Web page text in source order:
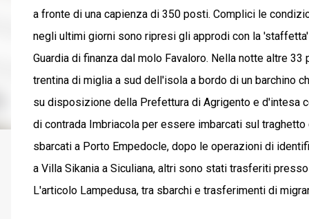
a fronte di una capienza di 350 posti. Complici le
negli ultimi giorni sono ripresi gli approdi con la
Guardia di finanza dal molo Favaloro. Nella notte altre
trentina di miglia a sud dell'isola a bordo di un barchino
su disposizione della Prefettura di Agrigento e d'intesa
di contrada Imbriacola per essere imbarcati sul
sbarcati a Porto Empedocle, dopo le operazioni di
a Villa Sikania a Siculiana, altri sono stati trasferiti
L'articolo Lampedusa, tra sbarchi e trasferimenti di